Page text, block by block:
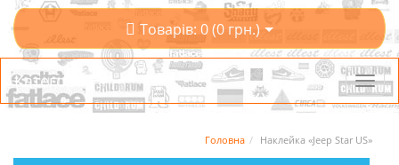
Товарів: 0 (0 грн.)
Категорії
Головна Наклейка «Jeep Star US»